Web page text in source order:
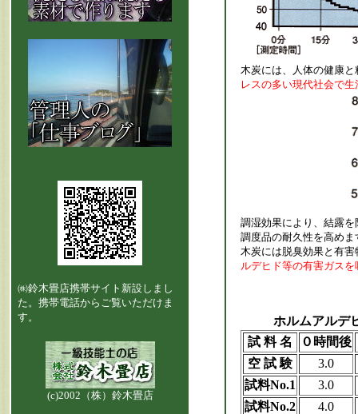
㈱鈴木畳店携帯サイト新設しまし
た。携帯電話からご覧いただけま
す。
(c)2002（株）鈴木畳店
木炭には、人体の健康
レスの多い現代社会で
調湿効果により、結露
調度品の耐久性を高めま
木炭には脱臭効果と有
ルデヒド等の有害ガスを
ホルムアルデ
試 料 名
０時間後
空 試 験
3.0
試料No.1
3.0
試料No.2
4.0